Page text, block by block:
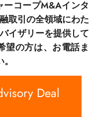
ーコープM&Aインタ
取引の全領域にわた
イザリーを提供して
望の方は、お電話ま
Deal